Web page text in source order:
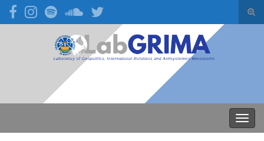
Search for: